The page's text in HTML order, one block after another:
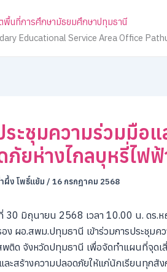
พื้นที่การศึกษามัธยมศึกษาปทุมธานี
Educational Service Area Office
ระชุมความร่วมมือ
ภัยห่างไกลบุหรี่ไฟ
ผึ้ง โพธิ์แย้ม / 16 กรกฎาคม 2568
30 มิถุนายน 2568 เวลา 10.00 น. ดร
ง ผอ.สพม.ปทุมธานี เข้าร่วมการประชุมค
พติด จังหวัดปทุมธานี เพื่อจัดทําแผนที่จุด
และสร้างความปลอดภัยให้แก่นักเรียนทุก